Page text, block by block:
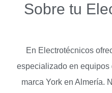
Sobre tu
En Electrotécnicos
especializado en
marca York en Almería.